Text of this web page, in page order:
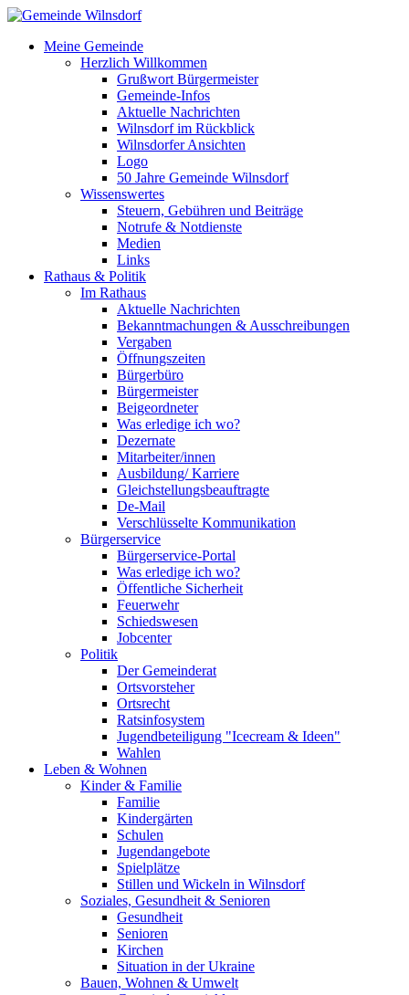
Meine Gemeinde
Herzlich Willkommen
Grußwort Bürgermeister
Gemeinde-Infos
Aktuelle Nachrichten
Wilnsdorf im Rückblick
Wilnsdorfer Ansichten
Logo
50 Jahre Gemeinde Wilnsdorf
Wissenswertes
Steuern, Gebühren und Beiträge
Notrufe & Notdienste
Medien
Links
Rathaus & Politik
Im Rathaus
Aktuelle Nachrichten
Bekanntmachungen & Ausschreibungen
Vergaben
Öffnungszeiten
Bürgerbüro
Bürgermeister
Beigeordneter
Was erledige ich wo?
Dezernate
Mitarbeiter/innen
Ausbildung/ Karriere
Gleichstellungsbeauftragte
De-Mail
Verschlüsselte Kommunikation
Bürgerservice
Bürgerservice-Portal
Was erledige ich wo?
Öffentliche Sicherheit
Feuerwehr
Schiedswesen
Jobcenter
Politik
Der Gemeinderat
Ortsvorsteher
Ortsrecht
Ratsinfosystem
Jugendbeteiligung "Icecream & Ideen"
Wahlen
Leben & Wohnen
Kinder & Familie
Familie
Kindergärten
Schulen
Jugendangebote
Spielplätze
Stillen und Wickeln in Wilnsdorf
Soziales, Gesundheit & Senioren
Gesundheit
Senioren
Kirchen
Situation in der Ukraine
Bauen, Wohnen & Umwelt